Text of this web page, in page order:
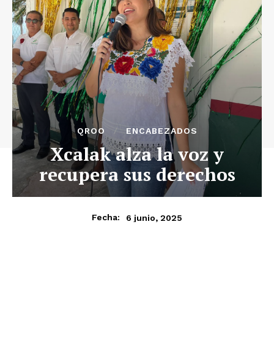
QROO ENCABEZADOS
Xcalak alza la voz y
recupera sus derechos
Fecha: 6 junio, 2025